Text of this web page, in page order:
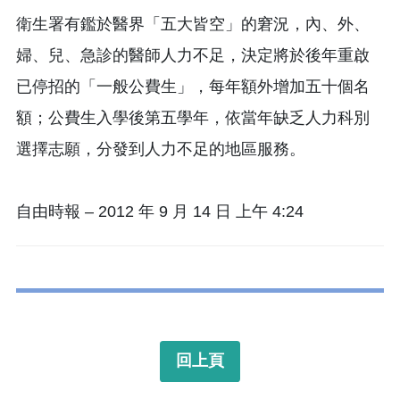
衛生署有鑑於醫界「五大皆空」的窘況，內、外、
婦、兒、急診的醫師人力不足，決定將於後年重啟
已停招的「一般公費生」，每年額外增加五十個名
額；公費生入學後第五學年，依當年缺乏人力科別
選擇志願，分發到人力不足的地區服務。
自由時報 – 2012 年 9 月 14 日 上午 4:24
回上頁